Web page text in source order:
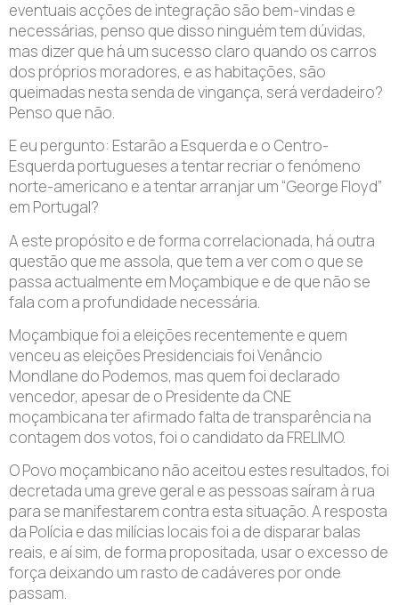
eventuais acções de integração são bem-vindas e
necessárias, penso que disso ninguém tem dúvidas,
mas dizer que há um sucesso claro quando os carros
dos próprios moradores, e as habitações, são
queimadas nesta senda de vingança, será verdadeiro?
Penso que não.
E eu pergunto: Estarão a Esquerda e o Centro-
Esquerda portugueses a tentar recriar o fenómeno
norte-americano e a tentar arranjar um “George Floyd”
em Portugal?
A este propósito e de forma correlacionada, há outra
questão que me assola, que tem a ver com o que se
passa actualmente em Moçambique e de que não se
fala com a profundidade necessária.
Moçambique foi a eleições recentemente e quem
venceu as eleições Presidenciais foi Venâncio
Mondlane do Podemos, mas quem foi declarado
vencedor, apesar de o Presidente da CNE
moçambicana ter afirmado falta de transparência na
contagem dos votos, foi o candidato da FRELIMO.
O Povo moçambicano não aceitou estes resultados, foi
decretada uma greve geral e as pessoas saíram à rua
para se manifestarem contra esta situação. A resposta
da Polícia e das milícias locais foi a de disparar balas
reais, e aí sim, de forma propositada, usar o excesso de
força deixando um rasto de cadáveres por onde
passam.